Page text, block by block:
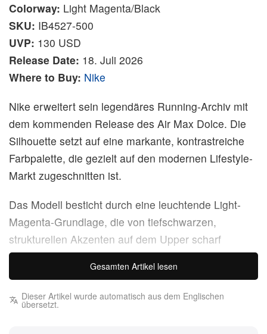
Colorway: Light Magenta/Black
SKU: IB4527-500
UVP: 130 USD
Release Date: 18. Juli 2026
Where to Buy: Nike
Nike erweitert sein legendäres Running-Archiv mit
dem kommenden Release des Air Max Dolce. Die
Silhouette setzt auf eine markante, kontrastreiche
Farbpalette, die gezielt auf den modernen Lifestyle-
Markt zugeschnitten ist.
Das Modell besticht durch eine leuchtende Light-
Magenta-Grundlage, die von tiefschwarzen,
strukturellen Akzenten auf dem Upper scharf
kontrastiert wird. Die ersten Produktbilder zeigen ein
Designkonzept, das traditionelle Running-Ästhetik
zitiert und eine Reihe stützender, tonaler Overlays
mit einer charakteristischen, sichtbaren Air-
Gesamten Artikel lesen
Dieser Artikel wurde automatisch aus dem Englischen
übersetzt.